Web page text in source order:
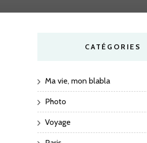
CATÉGORIES
Ma vie, mon blabla
Photo
Voyage